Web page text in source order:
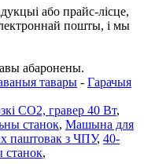
або прайс-лісце,
пошты, і мы
абаронены.
тавары - Гарачыя
CO2, гравер 40 Вт,
станок, Машына для
паштовак з ЧПУ, 40-
станок,